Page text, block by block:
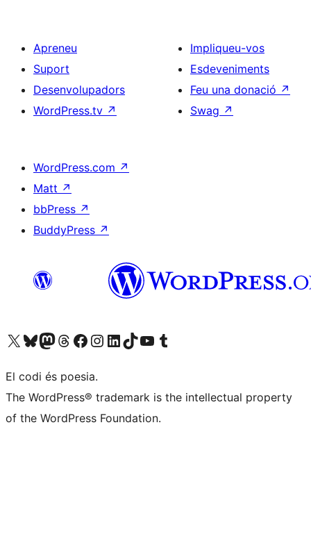
Apreneu
Suport
Desenvolupadors
WordPress.tv ↗
Impliqueu-vos
Esdeveniments
Feu una donació ↗
Swag ↗
WordPress.com ↗
Matt ↗
bbPress ↗
BuddyPress ↗
Visiteu el nostre compte X (abans Twitter)
Visiteu el nostre compte de Bluesky
Visiteu el nostre compte al Mastodon
Visiteu el nostre compte de Threads
Visiteu la nostra pàgina al Facebook
Visiteu el nostre compte d'Instagram
Visiteu el nostre compte de LinkedIn
Visiteu el nostre compte de TikTok
Visiteu el nostre canal al YouTube
Visiteu el nostre compte de Tumblr
El codi és poesia.
The WordPress® trademark is the intellectual property
of the WordPress Foundation.